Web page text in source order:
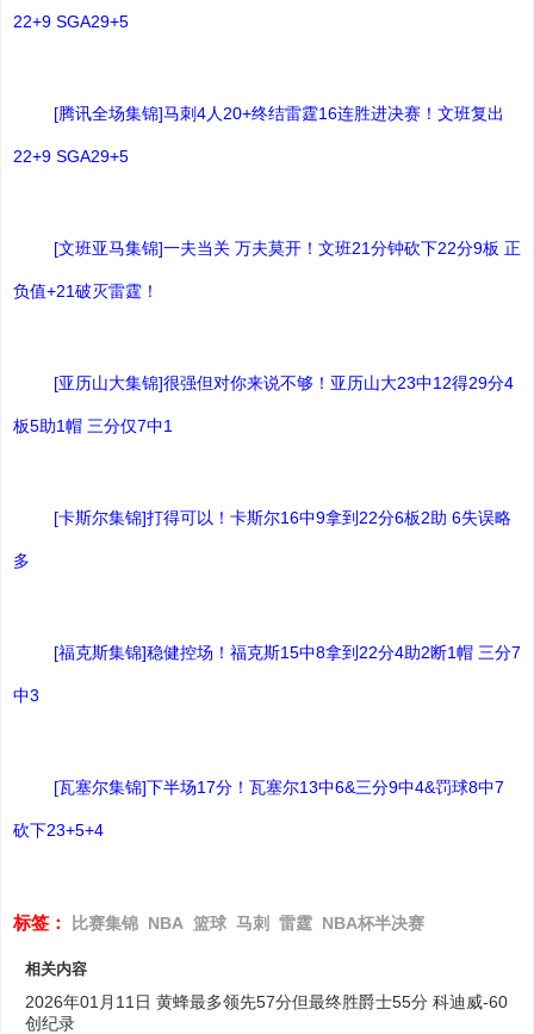
22+9 SGA29+5
[腾讯全场集锦]马刺4人20+终结雷霆16连胜进决赛！文班复出
22+9 SGA29+5
[文班亚马集锦]一夫当关 万夫莫开！文班21分钟砍下22分9板 正
负值+21破灭雷霆！
[亚历山大集锦]很强但对你来说不够！亚历山大23中12得29分4
板5助1帽 三分仅7中1
[卡斯尔集锦]打得可以！卡斯尔16中9拿到22分6板2助 6失误略
多
[福克斯集锦]稳健控场！福克斯15中8拿到22分4助2断1帽 三分7
中3
[瓦塞尔集锦]下半场17分！瓦塞尔13中6&三分9中4&罚球8中7
砍下23+5+4
标签： 比赛集锦 NBA 篮球 马刺 雷霆 NBA杯半决赛
相关内容
2026年01月11日 黄蜂最多领先57分但最终胜爵士55分 科迪威-60
创纪录